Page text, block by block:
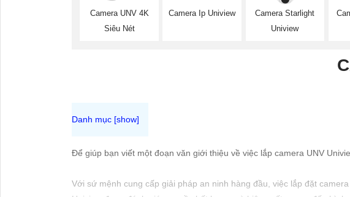
Camera UNV 4K
Siêu Nét
Camera Ip Uniview
Camera Starlight
Uniview
Để giúp bạn viết một đoạn văn giới thiệu về việc lắp camera UNV
Với sứ mệnh cung cấp giải pháp an ninh hàng đầu, việc lắp đặt